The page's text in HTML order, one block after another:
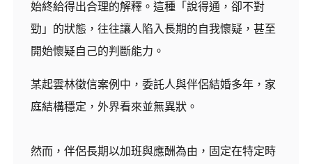
始終給得出合理的解釋。這種「說得通，卻不對
勁」的狀態，往往讓人陷入長期的自我懷疑，甚至
開始懷疑自己的判斷能力。
某起雲林徵信案例中，委託人與伴侶結婚多年，家
庭結構穩定，外界看來並無異狀。
然而，伴侶長期以加班與應酬為由，固定在特定時